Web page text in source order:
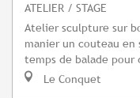
ATELIER / STAGE
Atelier sculpture sur
manier un couteau
temps de balade
Le Conquet